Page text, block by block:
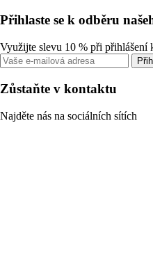
Přihlaste se k odběru
Využijte slevu 10 % při přihlášení
Zůstaňte v kontaktu
Najděte nás na sociálních sítích